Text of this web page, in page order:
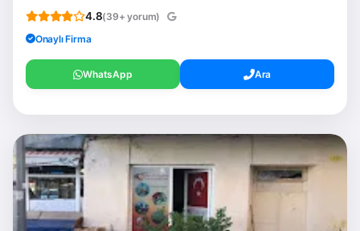
4.8(39+ yorum)
Onaylı Firma
WhatsApp Ara